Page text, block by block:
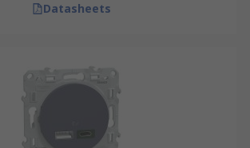
Datasheets